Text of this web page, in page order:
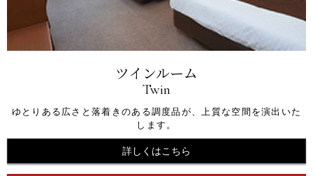
ツインルーム
Twin
ゆとりある広さと落着きのある調度品が、上質な空間を演出いた
します。
詳しくはこちら